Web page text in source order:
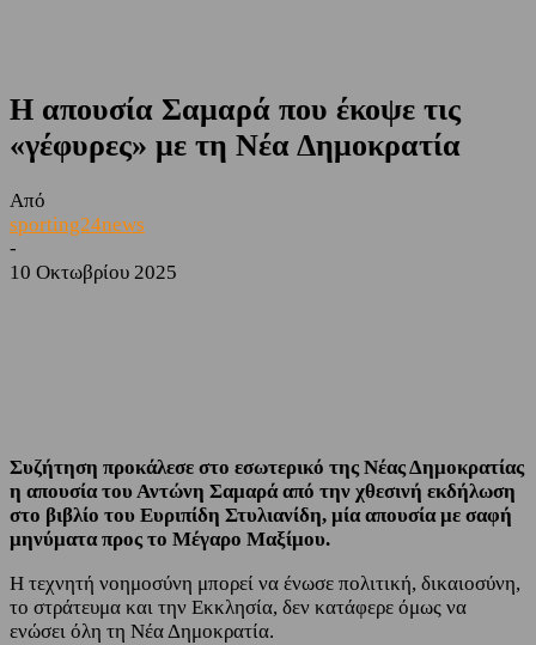
Η απουσία Σαμαρά που έκοψε τις
«γέφυρες» με τη Νέα Δημοκρατία
Από
sporting24news
-
10 Οκτωβρίου 2025
Συζήτηση προκάλεσε στο εσωτερικό της Νέας Δημοκρατίας
η απουσία του Αντώνη Σαμαρά από την χθεσινή εκδήλωση
στο βιβλίο του Ευριπίδη Στυλιανίδη, μία απουσία με σαφή
μηνύματα προς το Μέγαρο Μαξίμου.
Η τεχνητή νοημοσύνη μπορεί να ένωσε πολιτική, δικαιοσύνη,
το στράτευμα και την Εκκλησία, δεν κατάφερε όμως να
ενώσει όλη τη Νέα Δημοκρατία.